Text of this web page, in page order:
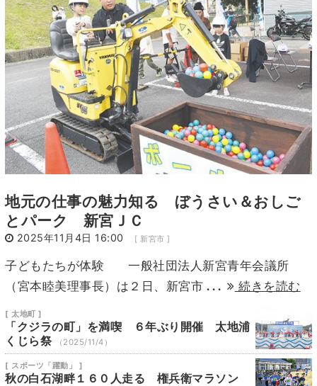
2
3 4 5 6 7
8
9
10 11 12 13 14
15
16
17 18 19 20 21
22
23
24 25 26 27 28
29
30
1 2 3 4 5 6
地元の仕事の魅力知る ぼうさい＆おしご
とパーク 新宮ＪＣ
2025年11月4日 16:00 [ 新宮市 ]
子どもたちが体験 一般社団法人新宮青年会議所
（宮本睦美理事長）は２日、新宮市 ... 続きを読む
[ 太地町 ]
「クジラの町」を満喫 ６年ぶり開催 太地浦
くじら祭
（2025/11/4）
[ スポーツ「躍動」 ]
秋の白石湖畔１６０人走る 権兵衛マラソン